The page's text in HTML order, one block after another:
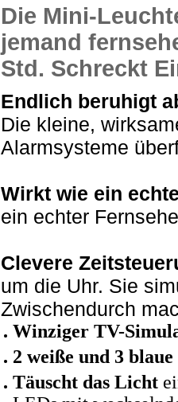
Die Mini-
jemand
Std. Schreckt
Endlich beruhigt
Die kleine,
Alarmsysteme
Wirkt wie ein
ein echter
Clevere
um die Uhr. Sie
Zwischendurch
Winziger TV-
2 weiße und 3
Täuscht das Licht